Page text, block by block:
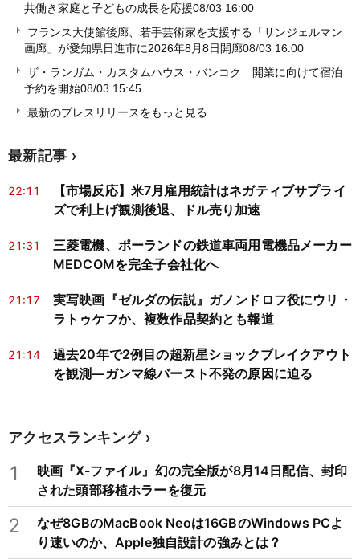
共働き家庭と子どもの成長を応援08/03 16:00
フランス大使館後廊、若手芸術家を支援する「サンジェルマン
画廊」が愛知県日進市に2026年8月8日開廊08/03 16:00
ザ・ランガム・カスタムハウス・バンコク 開業に向けて宿泊
予約を開始08/03 15:45
最新のプレスリリースをもっと見る
最新記事
22:11
【市場反応】米7月雇用統計はネガティブサプライ
ズで利上げ観測後退、ドル売り加速
21:31
三菱電機、ポーランドの鉄道車両用電機品メーカー
MEDCOMを完全子会社化へ
21:17
実写映画『ゼルダの伝説』ガノンドロフ役にウリ・
ラトゥケフか、複数作品契約とも報道
21:14
過去20年で2例目の超新星ショックブレイクアウト
を観測―ガンマ線バースト不発の原因に迫る
アクセスランキング
1
映画『X-ファイル』幻の完全版が8月14日配信、封印
された頭部移植ホラーを復元
2
なぜ8GBのMacBook Neoは16GBのWindows PCよ
り速いのか、Apple独自設計の強みとは？